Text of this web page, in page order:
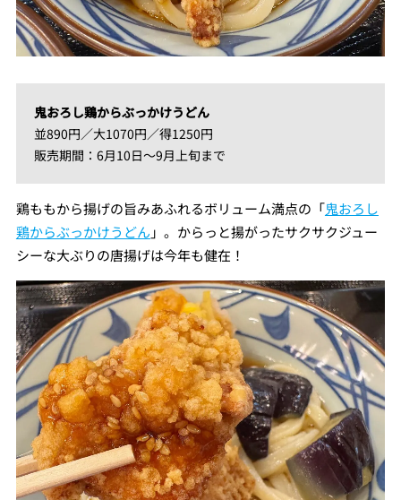
鬼おろし鶏からぶっかけうどん
並890円／大1070円／得1250円
販売期間：6月10日～9月上旬まで
鶏ももから揚げの旨みあふれるボリューム満点の「鬼おろし
鶏からぶっかけうどん 」。からっと揚がったサクサクジュー
シーな大ぶりの唐揚げは今年も健在！